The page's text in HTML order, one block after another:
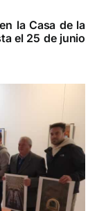
la Casa de la
el 25 de junio